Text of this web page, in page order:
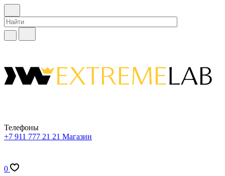
Телефоны
+7 911 777 21 21 Магазин
0